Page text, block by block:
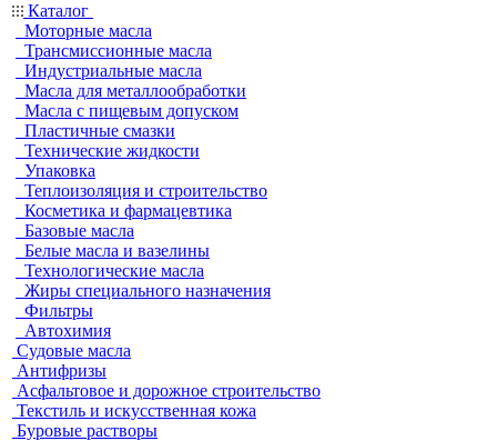
Каталог
Моторные масла
Трансмиссионные масла
Индустриальные масла
Масла для металлообработки
Масла с пищевым допуском
Пластичные смазки
Технические жидкости
Упаковка
Теплоизоляция и строительство
Косметика и фармацевтика
Базовые масла
Белые масла и вазелины
Технологические масла
Жиры специального назначения
Фильтры
Автохимия
Судовые масла
Антифризы
Асфальтовое и дорожное строительство
Текстиль и искусственная кожа
Буровые растворы